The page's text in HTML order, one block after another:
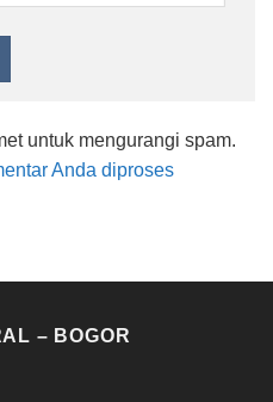
untuk mengurangi spam.
Anda diproses
– BOGOR